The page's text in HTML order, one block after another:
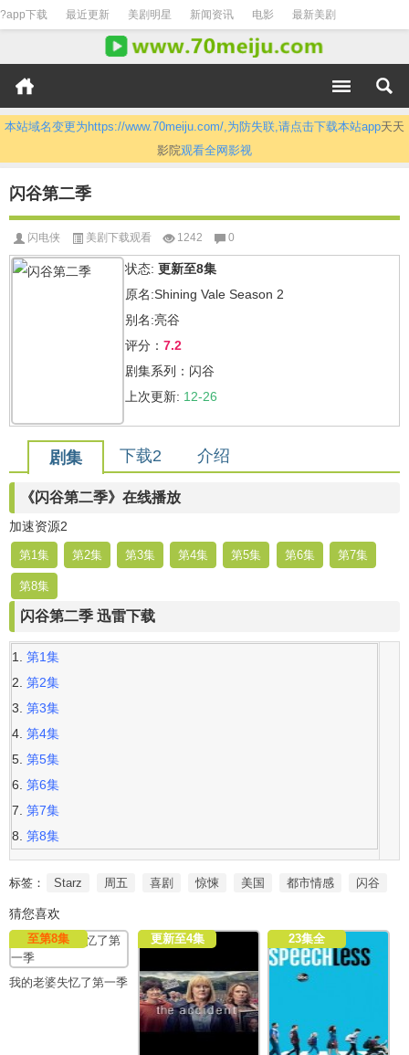
?app下载 最近更新 美剧明星 新闻资讯 电影 最新美剧
本站域名变更为https://www.70meiju.com/,为防失联,请点击下载本站app天天
影院观看全网影视
闪谷第二季
闪电侠 美剧下载观看 1242 0
状态: 更新至8集
原名:Shining Vale Season 2
别名:亮谷
评分： 7.2
剧集系列：闪谷
上次更新: 12-26
剧集 下载2 介绍
《闪谷第二季》在线播放
加速资源2
第1集 第2集 第3集 第4集 第5集 第6集 第7集
第8集
闪谷第二季 迅雷下载
第1集
第2集
第3集
第4集
第5集
第6集
第7集
第8集
标签： Starz 周五 喜剧 惊悚 美国 都市情感 闪谷
猜您喜欢
至第8集
我的老婆失忆了第一季
更新至4集 23集全